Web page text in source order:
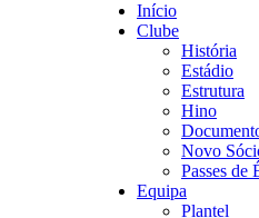
Início
Clube
História
Estádio
Estrutura
Hino
Novo
Passes de
Equipa
Plantel